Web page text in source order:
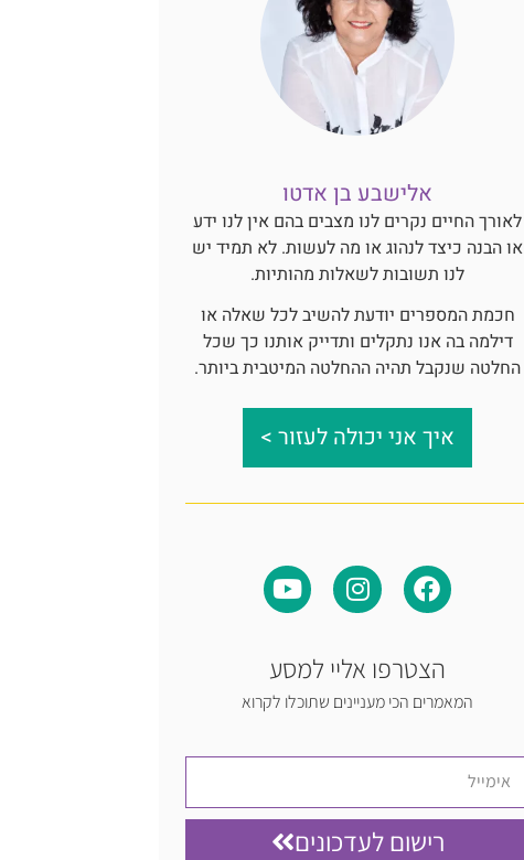
אלישבע בן אדטו
לאורך החיים נקרים לנו מצבים בהם אין לנו ידע
או הבנה כיצד לנהוג או מה לעשות. לא תמיד יש
לנו תשובות לשאלות מהותיות.
חכמת המספרים יודעת להשיב לכל שאלה או
דילמה בה אנו נתקלים ותדייק אותנו כך שכל
החלטה שנקבל תהיה ההחלטה המיטבית ביותר.
איך אני יכולה לעזור >
a
c
b
o
o
n
s
a
g
r
m
o
u
u
b
e
הצטרפו אליי למסע
המאמרים הכי מעניינים שתוכלו לקרוא
רישום לעדכונים